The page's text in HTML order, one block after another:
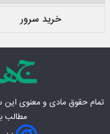
خرید سرور
تمام حقوق مادی‌ و معنوی
مطالب